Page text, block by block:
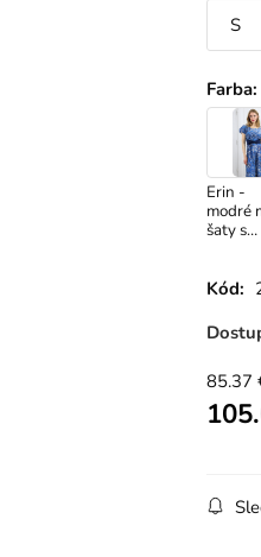
S
Farba:
Erin -
modré
šaty s
Kód:
85.37